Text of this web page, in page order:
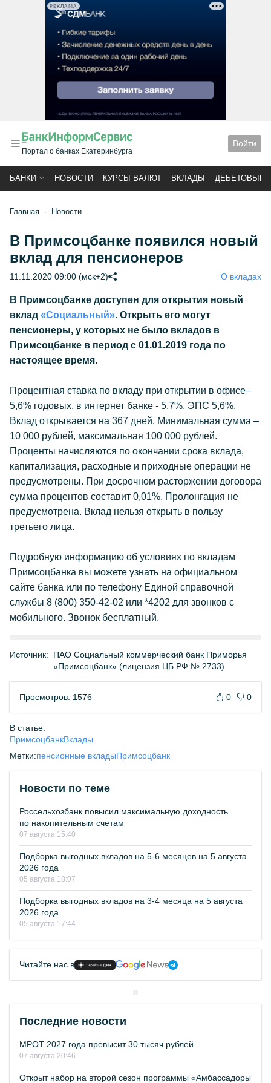
РЕКЛАМА
Портал о банках Екатеринбурга
Войти
БАНКИ НОВОСТИ КУРСЫ ВАЛЮТ ВКЛАДЫ ДЕБЕТОВЫЕ
Главная Новости
В Примсоцбанке появился новый
вклад для пенсионеров
11.11.2020 09:00 (мск+2) О вкладах
В Примсоцбанке доступен для открытия новый
вклад «Социальный». Открыть его могут
пенсионеры, у которых не было вкладов в
Примсоцбанке в период с 01.01.2019 года по
настоящее время.
Процентная ставка по вкладу при открытии в офисе–
5,6% годовых, в интернет банке - 5,7%. ЭПС 5,6%.
Вклад открывается на 367 дней. Минимальная сумма –
10 000 рублей, максимальная 100 000 рублей.
Проценты начисляются по окончании срока вклада,
капитализация, расходные и приходные операции не
предусмотрены. При досрочном расторжении договора
сумма процентов составит 0,01%. Пролонгация не
предусмотрена. Вклад нельзя открыть в пользу
третьего лица.
Подробную информацию об условиях по вкладам
Примсоцбанка вы можете узнать на официальном
сайте банка или по телефону Единой справочной
службы 8 (800) 350-42-02 или *4202 для звонков с
мобильного. Звонок бесплатный.
Источник:
ПАО Социальный коммерческий банк Приморья
«Примсоцбанк» (лицензия ЦБ РФ № 2733)
Просмотров: 1576 0 0
В статье:
ПримсоцбанкВклады
Метки:пенсионные вкладыПримсоцбанк
Новости по теме
Россельхозбанк повысил максимальную доходность
по накопительным счетам
07 августа 15:40
Подборка выгодных вкладов на 5-6 месяцев на 5 августа
2026 года
05 августа 18:07
Подборка выгодных вкладов на 3-4 месяца на 5 августа
2026 года
05 августа 17:44
Читайте нас в
Последние новости
МРОТ 2027 года превысит 30 тысяч рублей
07 августа 20:46
Открыт набор на второй сезон программы «Амбассадоры